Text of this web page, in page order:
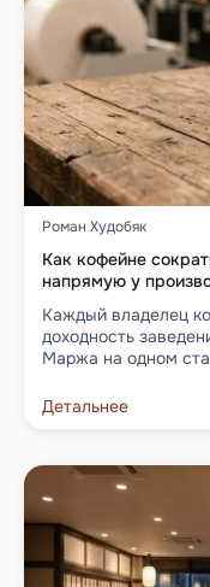
Роман Худобяк
Как кофейне
напрямую у
Каждый владелец
доходность
Маржа на одном
Детальнее